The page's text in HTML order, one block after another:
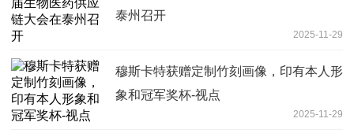
泰州召开
2025-11-29
穆斯卡特获赠定制竹刻画像，印有本人形
象和冠军奖杯-视点
2025-11-29